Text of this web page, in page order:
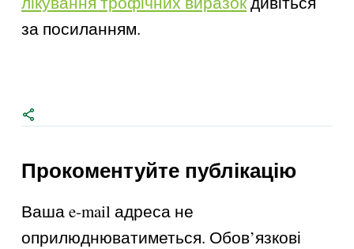
за посиланням.
Прокоментуйте публікацію
Ваша e-mail адреса не
оприлюднюватиметься. Обов’язкові